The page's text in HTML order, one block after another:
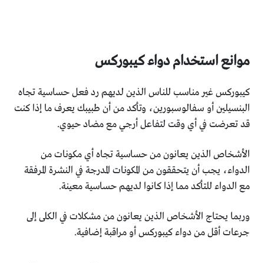
موانع استخدام دواء كيبوركس
كيبوركس غير مناسب للناس الذين لديهم رد فعل حساسية تجاه
البنسيلين أو سفالوسبورين، وتأكد من أن طبيبك يعرف ما إذا كنت
قد تعرضت في أي وقت لتفاعل أرجي مع مضاد حيوي.
الأشخاص الذين يعانون من حساسية تجاه أي مكونات من
الدواء، يجب أن يتحققون من المكونات المدرجة في النشرة المرفقة
مع الدواء للتأكد مما إذا كانوا لديهم حساسية معينة.
وربما يحتاج الأشخاص الذين يعانون من مشكلات في الكلى إلى
جرعات أقل من دواء كيبوركس أو مراقبة إضافية.